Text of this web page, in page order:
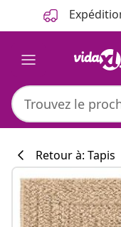
Précédent
Retour à: Tapis